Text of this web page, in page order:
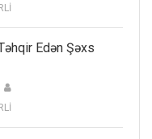
Edən Şəxs